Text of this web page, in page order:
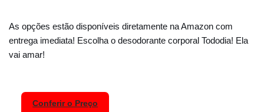
As opções estão disponíveis diretamente na Amazon com
entrega imediata! Escolha o desodorante corporal Tododia! Ela
vai amar!
Conferir o Preço